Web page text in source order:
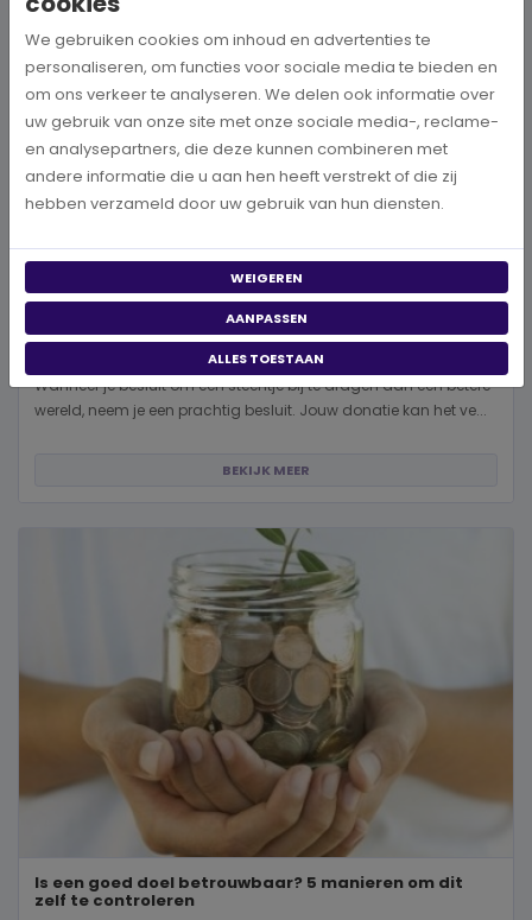
Hoe kies je een goed doel dat écht bij je past?
Wanneer je besluit om een steentje bij te dragen aan een betere
wereld, neem je een prachtig besluit. Jouw donatie kan het ve...
BEKIJK MEER
Is een goed doel betrouwbaar? 5 manieren om dit
zelf te controleren
We gebruiken cookies om inhoud en advertenties te
personaliseren, om functies voor sociale media te bieden en
om ons verkeer te analyseren. We delen ook informatie over
uw gebruik van onze site met onze sociale media-, reclame-
en analysepartners, die deze kunnen combineren met
andere informatie die u aan hen heeft verstrekt of die zij
hebben verzameld door uw gebruik van hun diensten.
WEIGEREN
AANPASSEN
ALLES TOESTAAN